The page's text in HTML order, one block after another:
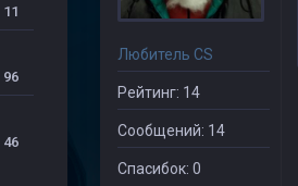
Любитель CS
Рейтинг: 14
Сообщений: 14
Спасибок: 0
11
96
46